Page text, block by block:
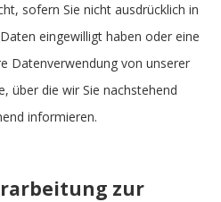
sofern Sie nicht ausdrücklich in
eingewilligt haben oder eine
Datenverwendung von unserer
über die wir Sie nachstehend
informieren.
zur